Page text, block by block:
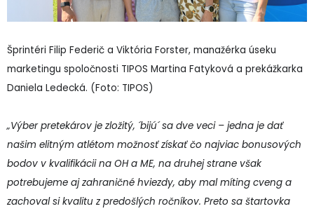
Šprintéri Filip Federič a Viktória Forster, manažérka úseku
marketingu spoločnosti TIPOS Martina Fatyková a prekážkarka
Daniela Ledecká. (Foto: TIPOS)
„Výber pretekárov je zložitý, ´bijú´ sa dve veci – jedna je dať
našim elitným atlétom možnosť získať čo najviac bonusových
bodov v kvalifikácii na OH a ME, na druhej strane však
potrebujeme aj zahraničné hviezdy, aby mal míting cveng a
zachoval si kvalitu z predošlých ročníkov. Preto sa štartovka